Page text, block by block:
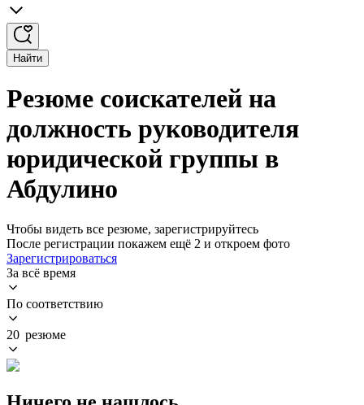
Найти
Резюме соискателей на
должность руководителя
юридической группы в
Абдулино
Чтобы видеть все резюме, зарегистрируйтесь
После регистрации покажем ещё 2 и откроем фото
Зарегистрироваться
За всё время
По соответствию
20 резюме